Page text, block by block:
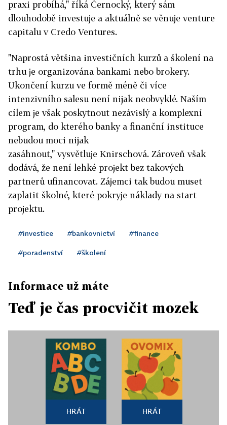
praxi probíhá," říká Černocký, který sám
dlouhodobě investuje a aktuálně se věnuje venture
capitalu v Credo Ventures.
"Naprostá většina investičních kurzů a školení na
trhu je organizována bankami nebo brokery.
Ukončení kurzu ve formě méně či více
intenzivního salesu není nijak neobvyklé. Naším
cílem je však poskytnout nezávislý a komplexní
program, do kterého banky a finanční instituce
nebudou moci nijak
zasáhnout," vysvětluje Knirschová. Zároveň však
dodává, že není lehké projekt bez takových
partnerů ufinancovat. Zájemci tak budou muset
zaplatit školné, které pokryje náklady na start
projektu.
#investice #bankovnictví #finance
#poradenství #školení
Informace už máte
Teď je čas procvičit mozek
HRÁT HRÁT